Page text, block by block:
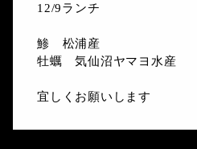
12/9ランチ
鯵 松浦産
牡蠣 気仙沼ヤマヨ水産
宜しくお願いします